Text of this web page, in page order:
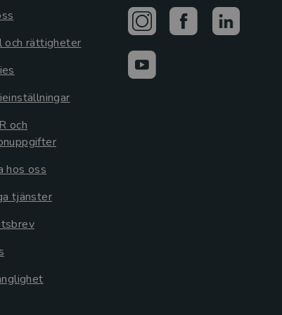
och rättigheter
och
hos oss
tjänster